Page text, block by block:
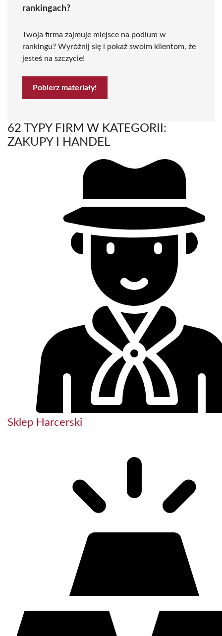
rankingach?
Twoja firma zajmuje miejsce na podium w
rankingu? Wyróżnij się i pokaż swoim klientom, że
jesteś na szczycie!
Pobierz materiały!
62 TYPY FIRM W KATEGORII:
ZAKUPY I HANDEL
Sklep Harcerski